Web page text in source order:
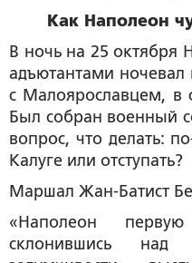
Как Наполеон
В ночь на 25 октября
адъютантами
с Малоярославцем, в
Был собран военный
вопрос, что делать:
Калуге или отступать?
Маршал Жан-Батист
«Наполеон
склонившись